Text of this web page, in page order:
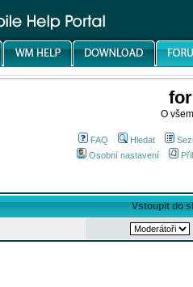
O
FAQ Hledat
Osobní nastavení
Vstoupit do